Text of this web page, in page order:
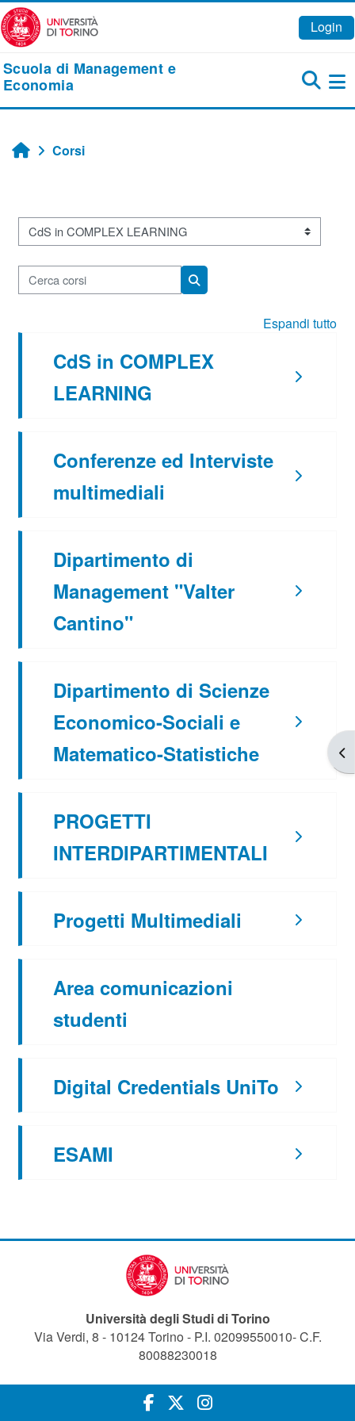
Vai al contenuto principale
Login
Scuola di Management e
Economia
Home
Corsi
Categorie di corso
Cerca corsi
Cerca corsi
Espandi tutto
CdS in COMPLEX
LEARNING
Conferenze ed Interviste
multimediali
Dipartimento di
Management "Valter
Cantino"
Dipartimento di Scienze
Economico-Sociali e
Matematico-Statistiche
PROGETTI
INTERDIPARTIMENTALI
Progetti Multimediali
Area comunicazioni
studenti
Digital Credentials UniTo
ESAMI
Università degli Studi di Torino
Via Verdi, 8 - 10124 Torino - P.I. 02099550010- C.F.
80088230018